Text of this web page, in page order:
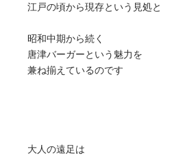
江戸の頃から現存という見処と
昭和中期から続く
唐津バーガーという魅力を
兼ね揃えているのです
大人の遠足は